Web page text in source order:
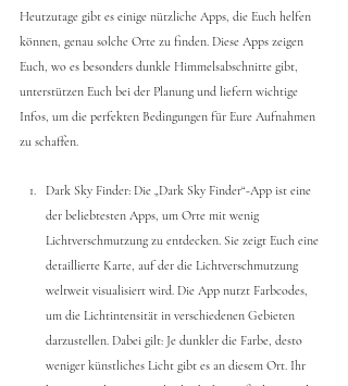
Heutzutage gibt es einige nützliche Apps, die Euch helfen
können, genau solche Orte zu finden. Diese Apps zeigen
Euch, wo es besonders dunkle Himmelsabschnitte gibt,
unterstützen Euch bei der Planung und liefern wichtige
Infos, um die perfekten Bedingungen für Eure Aufnahmen
zu schaffen.
Dark Sky Finder: Die „Dark Sky Finder“-App ist eine
der beliebtesten Apps, um Orte mit wenig
Lichtverschmutzung zu entdecken. Sie zeigt Euch eine
detaillierte Karte, auf der die Lichtverschmutzung
weltweit visualisiert wird. Die App nutzt Farbcodes,
um die Lichtintensität in verschiedenen Gebieten
darzustellen. Dabei gilt: Je dunkler die Farbe, desto
weniger künstliches Licht gibt es an diesem Ort. Ihr